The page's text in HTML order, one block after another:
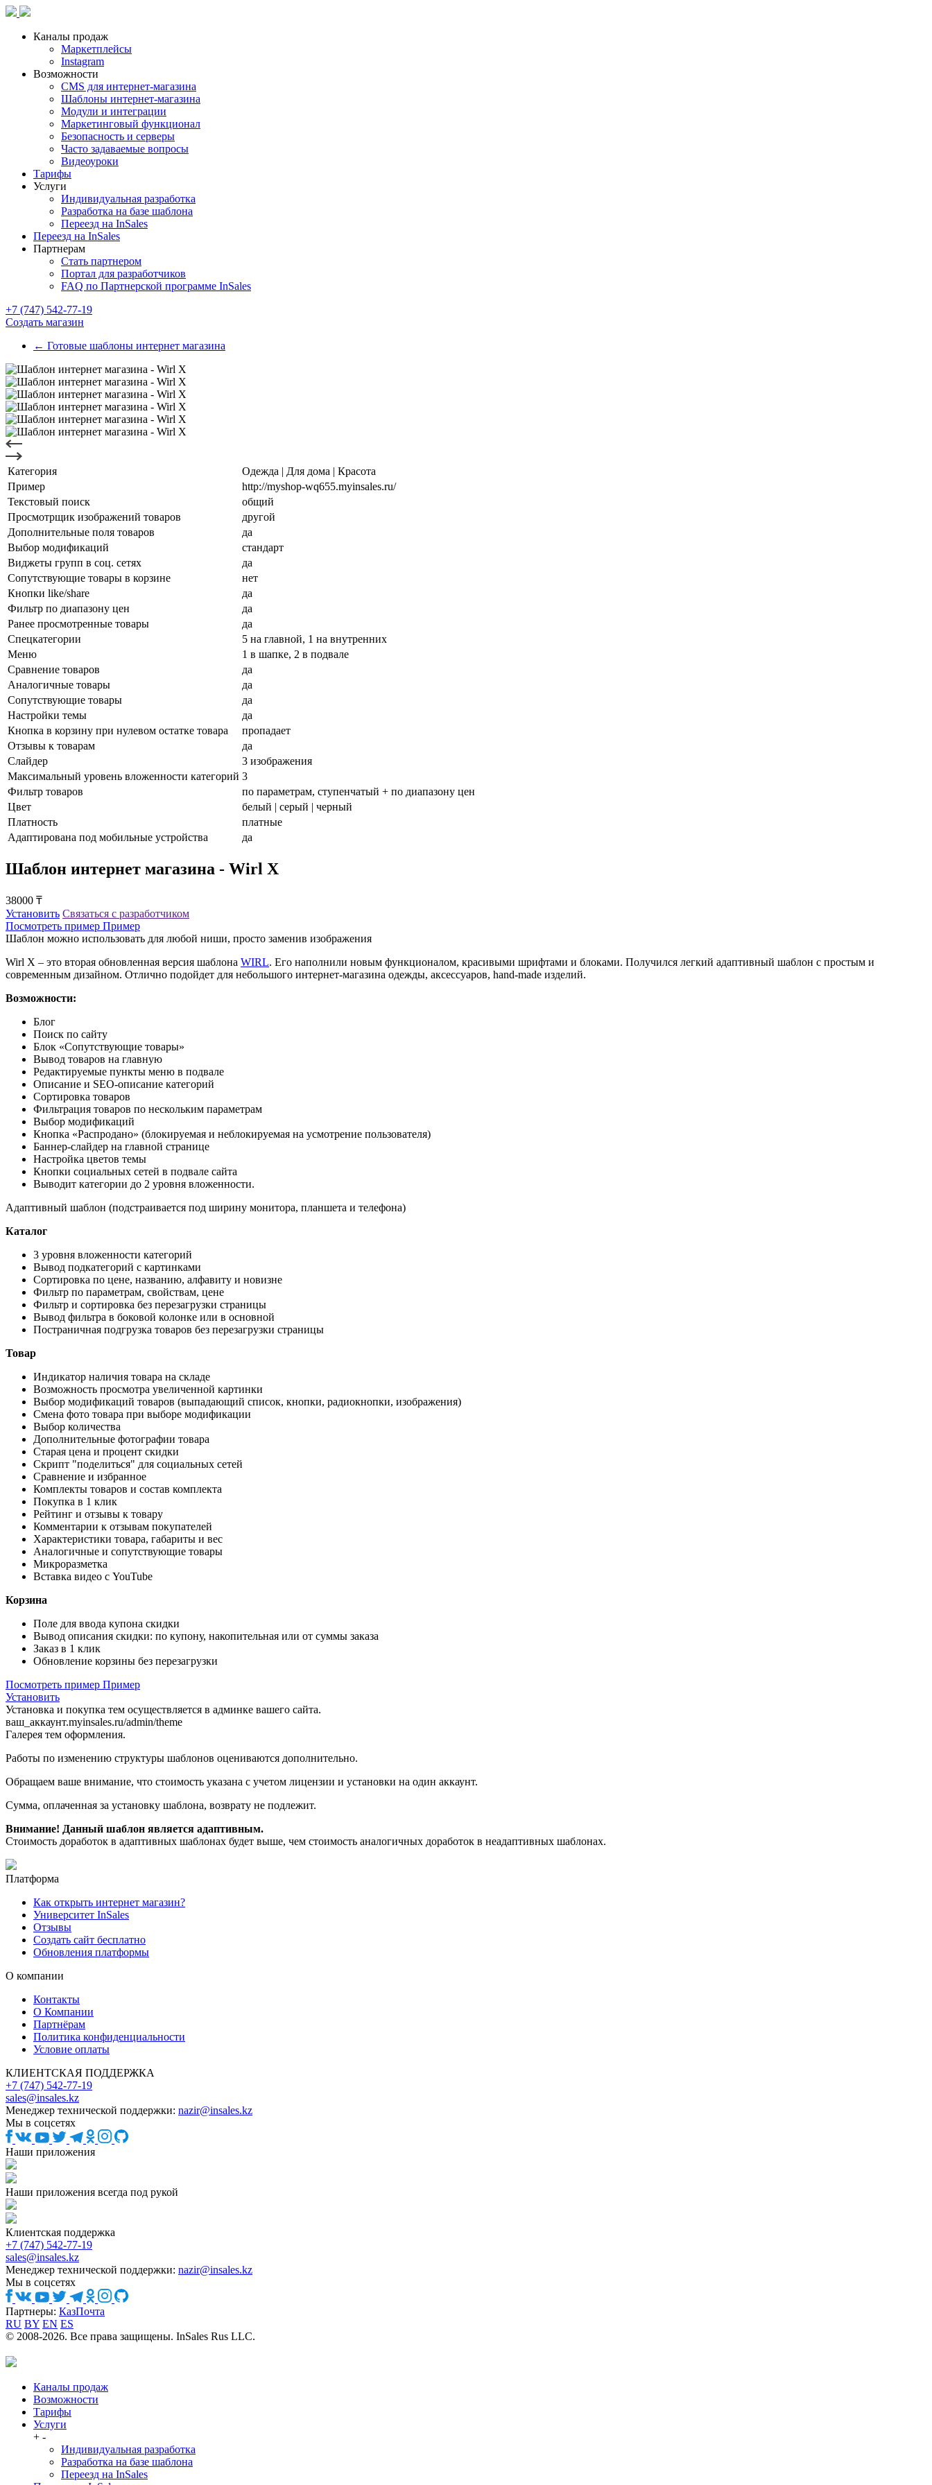
Каналы продаж
Маркетплейсы
Instagram
Возможности
CMS для интернет-магазина
Шаблоны интернет-магазина
Модули и интеграции
Маркетинговый функционал
Безопасность и серверы
Часто задаваемые вопросы
Видеоуроки
Тарифы
Услуги
Индивидуальная разработка
Разработка на базе шаблона
Переезд на InSales
Переезд на InSales
Партнерам
Стать партнером
Портал для разработчиков
FAQ по Партнерской программе InSales
+7 (747) 542-77-19
Создать магазин
← Готовые шаблоны интернет магазина
Категория
Одежда | Для дома | Красота
Пример
http://myshop-wq655.myinsales.ru/
Текстовый поиск
общий
Просмотрщик изображений товаров
другой
Дополнительные поля товаров
да
Выбор модификаций
стандарт
Виджеты групп в соц. сетях
да
Сопутствующие товары в корзине
нет
Кнопки like/share
да
Фильтр по диапазону цен
да
Ранее просмотренные товары
да
Спецкатегории
5 на главной, 1 на внутренних
Меню
1 в шапке, 2 в подвале
Сравнение товаров
да
Аналогичные товары
да
Сопутствующие товары
да
Настройки темы
да
Кнопка в корзину при нулевом остатке товара
пропадает
Отзывы к товарам
да
Слайдер
3 изображения
Максимальный уровень вложенности категорий 3
Фильтр товаров
по параметрам, ступенчатый + по диапазону цен
Цвет
белый | серый | черный
Платность
платные
Адаптирована под мобильные устройства
да
Шаблон интернет магазина - Wirl X
38000 ₸
Установить Связаться с разработчиком
Посмотреть пример Пример
Шаблон можно использовать для любой ниши, просто заменив изображения
Wirl X – это вторая обновленная версия шаблона WIRL. Его наполнили новым функционалом, красивыми шрифтами и блоками. Получился легкий адаптивный шаблон с простым и
современным дизайном. Отлично подойдет для небольшого интернет-магазина одежды, аксессуаров, hand-made изделий.
Возможности:
Блог
Поиск по сайту
Блок «Сопутствующие товары»
Вывод товаров на главную
Редактируемые пункты меню в подвале
Описание и SEO-описание категорий
Сортировка товаров
Фильтрация товаров по нескольким параметрам
Выбор модификаций
Кнопка «Распродано» (блокируемая и неблокируемая на усмотрение пользователя)
Баннер-слайдер на главной странице
Настройка цветов темы
Кнопки социальных сетей в подвале сайта
Выводит категории до 2 уровня вложенности.
Адаптивный шаблон (подстраивается под ширину монитора, планшета и телефона)
Каталог
3 уровня вложенности категорий
Вывод подкатегорий с картинками
Сортировка по цене, названию, алфавиту и новизне
Фильтр по параметрам, свойствам, цене
Фильтр и сортировка без перезагрузки страницы
Вывод фильтра в боковой колонке или в основной
Постраничная подгрузка товаров без перезагрузки страницы
Товар
Индикатор наличия товара на складе
Возможность просмотра увеличенной картинки
Выбор модификаций товаров (выпадающий список, кнопки, радиокнопки, изображения)
Смена фото товара при выборе модификации
Выбор количества
Дополнительные фотографии товара
Старая цена и процент скидки
Скрипт "поделиться" для социальных сетей
Сравнение и избранное
Комплекты товаров и состав комплекта
Покупка в 1 клик
Рейтинг и отзывы к товару
Комментарии к отзывам покупателей
Характеристики товара, габариты и вес
Аналогичные и сопутствующие товары
Микроразметка
Вставка видео с YouTube
Корзина
Поле для ввода купона скидки
Вывод описания скидки: по купону, накопительная или от суммы заказа
Заказ в 1 клик
Обновление корзины без перезагрузки
Посмотреть пример Пример
Установить
Установка и покупка тем осуществляется в админке вашего сайта.
ваш_аккаунт.myinsales.ru/admin/theme
Галерея тем оформления.
Работы по изменению структуры шаблонов оцениваются дополнительно.
Обращаем ваше внимание, что стоимость указана с учетом лицензии и установки на один аккаунт.
Сумма, оплаченная за установку шаблона, возврату не подлежит.
Внимание! Данный шаблон является адаптивным.
Стоимость доработок в адаптивных шаблонах будет выше, чем стоимость аналогичных доработок в неадаптивных шаблонах.
Платформа
Как открыть интернет магазин?
Университет InSales
Отзывы
Создать сайт бесплатно
Обновления платформы
О компании
Контакты
О Компании
Партнёрам
Политика конфиденциальности
Условие оплаты
КЛИЕНТСКАЯ ПОДДЕРЖКА
+7 (747) 542-77-19
sales@insales.kz
Менеджер технической поддержки: nazir@insales.kz
Мы в соцсетях
Наши приложения
Наши приложения всегда под рукой
Клиентская поддержка
+7 (747) 542-77-19
sales@insales.kz
Менеджер технической поддержки: nazir@insales.kz
Мы в соцсетях
Партнеры: КазПочта
RU BY EN ES
© 2008-2026. Все права защищены. InSales Rus LLC.
Каналы продаж
Возможности
Тарифы
Услуги
+ -
Индивидуальная разработка
Разработка на базе шаблона
Переезд на InSales